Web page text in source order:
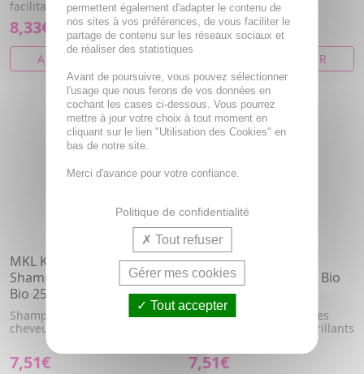
facilitant le coiffage
8,33€
AJOUTER AU PANIER
ou colorés.
7,51€
AJOUTER AU PANIER
MKL Kerahlia K1 -
Shampooing extra doux
Bio 250ml
Shampoing Doux pour un
cheveux souple et brillant.
7,51€
MKL Kerahlia K5 -
Shampooing Volume Bio
250ml
Effet plus volumateur. Les
cheveux sont denses, brillants
7,51€
permettent également d'adapter le contenu de
nos sites à vos préférences, de vous faciliter le
partage de contenu sur les réseaux sociaux et
de réaliser des statistiques
Avant de poursuivre, vous pouvez sélectionner
l'usage que nous ferons de vos données en
cochant les cases ci-dessous. Vous pourrez
mettre à jour votre choix à tout moment en
cliquant sur le lien "Utilisation des Cookies" en
bas de notre site.
Merci d'avance pour votre confiance.
Politique de confidentialité
Tout refuser
Gérer mes cookies
Tout accepter